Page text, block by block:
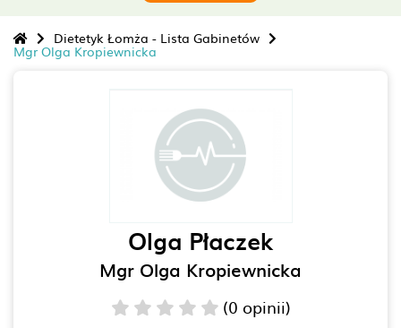
Dietetyk Łomża - Lista Gabinetów
Mgr Olga Kropiewnicka
Olga Płaczek
Mgr Olga Kropiewnicka
(0 opinii)